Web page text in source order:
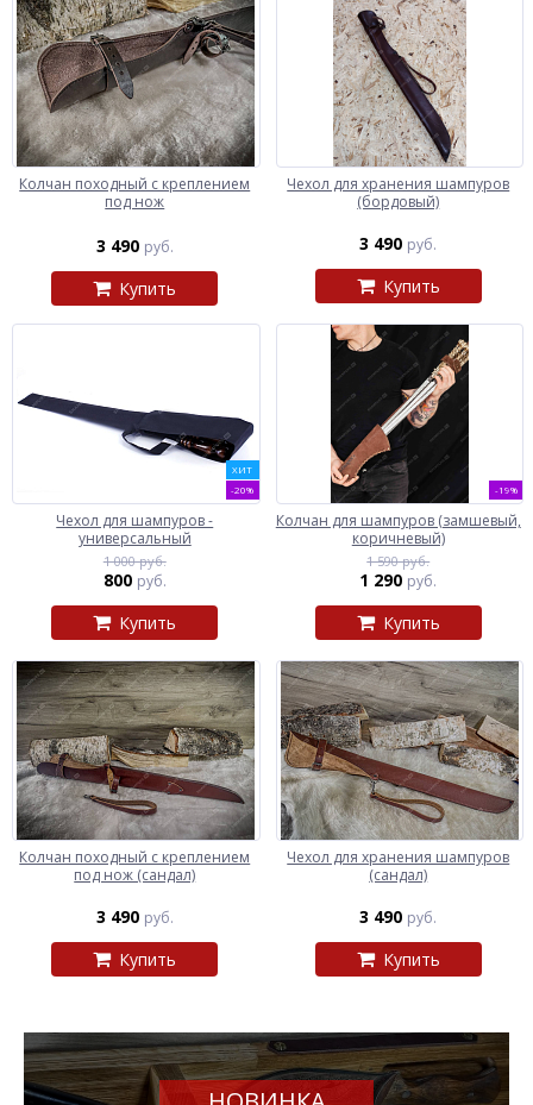
Колчан походный с креплением
под нож
3 490 руб.
Купить
Чехол для хранения шампуров
(бордовый)
3 490 руб.
Купить
ХИТ
-20%
Чехол для шампуров -
универсальный
1 000 руб.
800 руб.
Купить
-19%
Колчан для шампуров (замшевый,
коричневый)
1 590 руб.
1 290 руб.
Купить
Колчан походный с креплением
под нож (сандал)
3 490 руб.
Купить
Чехол для хранения шампуров
(сандал)
3 490 руб.
Купить